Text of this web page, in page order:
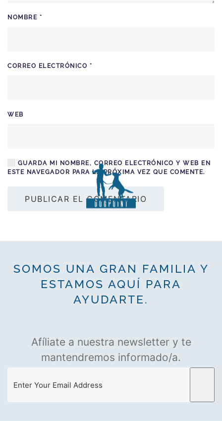
NOMBRE *
CORREO ELECTRÓNICO *
WEB
GUARDA MI NOMBRE, CORREO ELECTRÓNICO Y WEB EN
ESTE NAVEGADOR PARA LA PRÓXIMA VEZ QUE COMENTE.
PUBLICAR EL COMENTARIO
SOMOS UNA GRAN FAMILIA Y
ESTAMOS AQUÍ PARA
AYUDARTE.
Afíliate a nuestra newsletter y te
mantendremos informado/a.